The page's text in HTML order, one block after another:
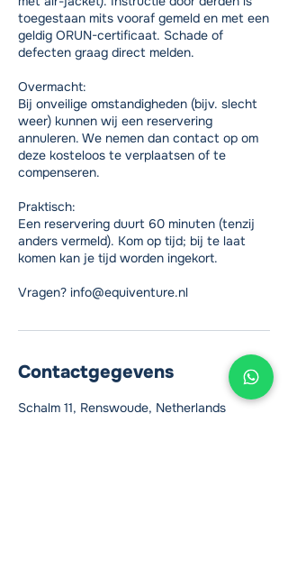
toegestaan mits vooraf gemeld en met een
geldig ORUN-certificaat. Schade of
defecten graag direct melden.
Overmacht:
Bij onveilige omstandigheden (bijv. slecht
weer) kunnen wij een reservering
annuleren. We nemen dan contact op om
deze kosteloos te verplaatsen of te
compenseren.
Praktisch:
Een reservering duurt 60 minuten (tenzij
anders vermeld). Kom op tijd; bij te laat
komen kan je tijd worden ingekort.
Vragen? info@equiventure.nl
Contactgegevens
Schalm 11, Renswoude, Netherlands